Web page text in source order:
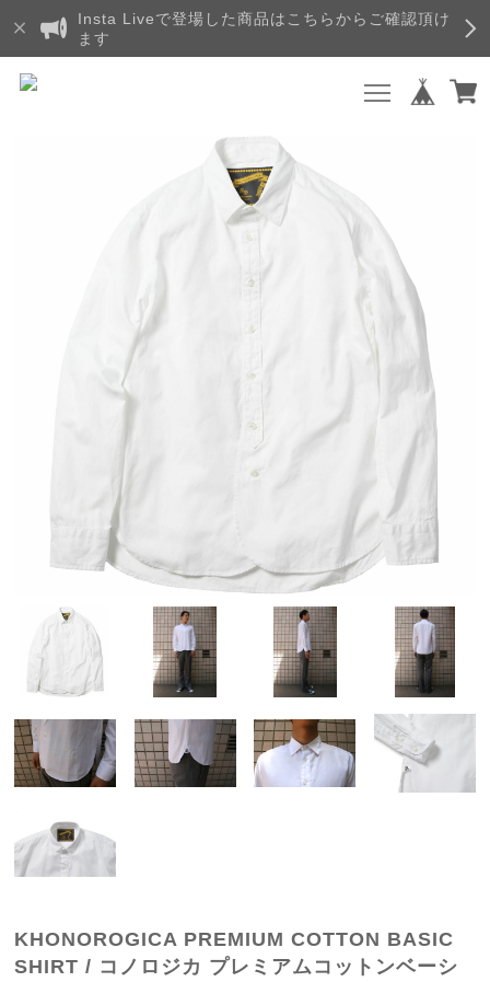
Insta Liveで登場した商品はこちらからご確認頂け
ます
KHONOROGICA PREMIUM COTTON BASIC
SHIRT / コノロジカ プレミアムコットンベーシ